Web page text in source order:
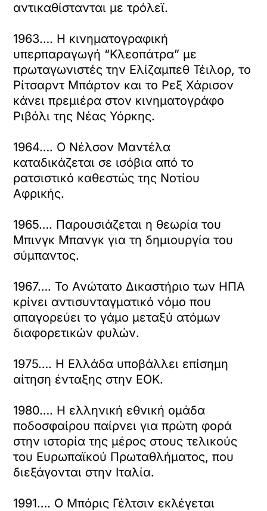
αντικαθίστανται με τρόλεϊ.
1963…. Η κινηματογραφική
υπερπαραγωγή “Κλεοπάτρα” με
πρωταγωνιστές την Ελίζαμπεθ Τέιλορ, το
Ρίτσαρντ Μπάρτον και το Ρεξ Χάρισον
κάνει πρεμιέρα στον κινηματογράφο
Ριβόλι της Νέας Υόρκης.
1964…. Ο Νέλσον Μαντέλα
καταδικάζεται σε ισόβια από το
ρατσιστικό καθεστώς της Νοτίου
Αφρικής.
1965…. Παρουσιάζεται η θεωρία του
Μπινγκ Μπανγκ για τη δημιουργία του
σύμπαντος.
1967…. Το Ανώτατο Δικαστήριο των ΗΠΑ
κρίνει αντισυνταγματικό νόμο που
απαγορεύει το γάμο μεταξύ ατόμων
διαφορετικών φυλών.
1975…. Η Ελλάδα υποβάλλει επίσημη
αίτηση ένταξης στην ΕΟΚ.
1980…. Η ελληνική εθνική ομάδα
ποδοσφαίρου παίρνει για πρώτη φορά
στην ιστορία της μέρος στους τελικούς
του Ευρωπαϊκού Πρωταθλήματος, που
διεξάγονται στην Ιταλία.
1991…. Ο Μπόρις Γέλτσιν εκλέγεται